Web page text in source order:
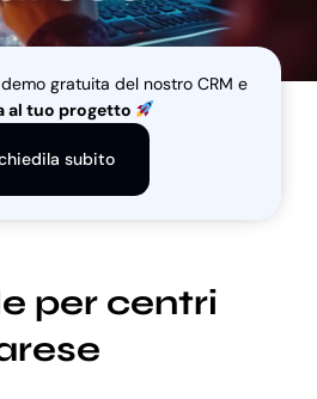
gratuita del nostro CRM e
al tuo progetto
subito
per centri